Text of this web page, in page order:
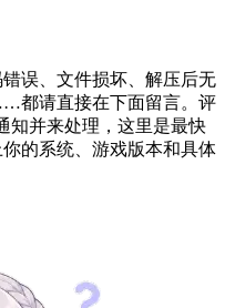
误、文件损坏、解压后无
都请直接在下面留言。评
知并来处理，这里是最快
的系统、游戏版本和具体